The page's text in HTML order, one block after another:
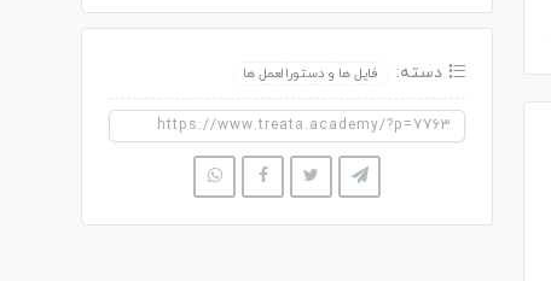
دسته: فایل ها و دستورالعمل ها